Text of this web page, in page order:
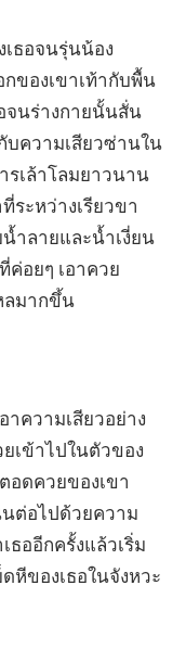
เธอจนรุ่นน้อง
ของเขาเท้ากับพื้น
จนร่างกายนั้นสั่น
บความเสียวซ่านใน
รเล้าโลมยาวนาน
ระหว่างเรียวขา
ำลายและน้ำเงี่ยน
อยๆ เอาควย
ลมากขึ้น
ความเสียวอย่าง
เข้าไปในตัวของ
อดควยของเขา
นต่อไปด้วยความ
ธออีกครั้งแล้วเริ่ม
หีของเธอในจังหวะ